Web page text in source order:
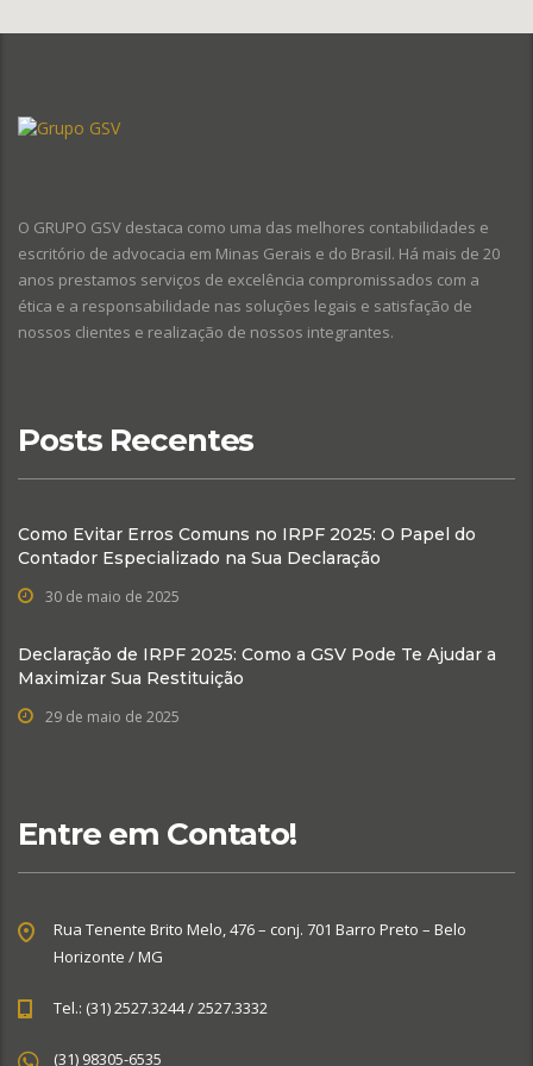
O GRUPO GSV destaca como uma das melhores contabilidades e
escritório de advocacia em Minas Gerais e do Brasil. Há mais de 20
anos prestamos serviços de excelência compromissados com a
ética e a responsabilidade nas soluções legais e satisfação de
nossos clientes e realização de nossos integrantes.
Posts Recentes
Como Evitar Erros Comuns no IRPF 2025: O Papel do
Contador Especializado na Sua Declaração
30 de maio de 2025
Declaração de IRPF 2025: Como a GSV Pode Te Ajudar a
Maximizar Sua Restituição
29 de maio de 2025
Entre em Contato!
Rua Tenente Brito Melo, 476 – conj. 701 Barro Preto – Belo
Horizonte / MG
Tel.: (31) 2527.3244 / 2527.3332
(31) 98305-6535